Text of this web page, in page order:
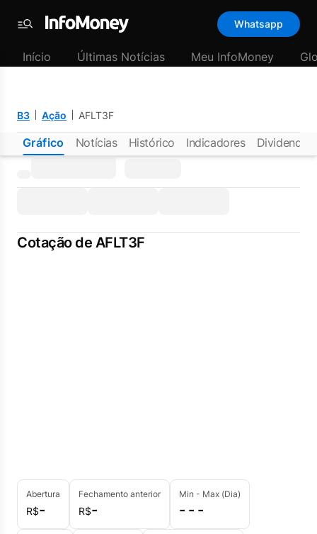
Menu
Whatsapp
Início Últimas Notícias Meu InfoMoney
B3 Ação AFLT3F
Gráfico Notícias Histórico Indicadores Dividendos
Cotação de AFLT3F
Abertura
R$-
Fechamento anterior
R$-
Min - Max (Dia)
- - -